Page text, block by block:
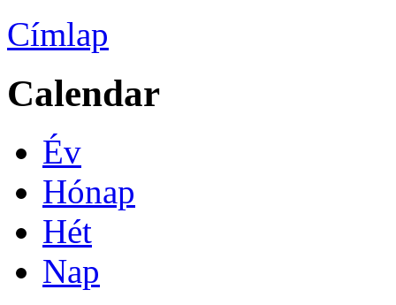
Címlap
Calendar
Év
Hónap
Hét
Nap